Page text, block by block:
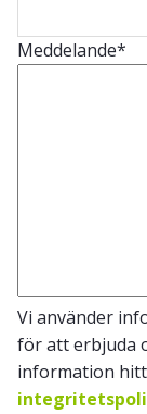
Meddelande*
Vi använder
för att erbjuda
information